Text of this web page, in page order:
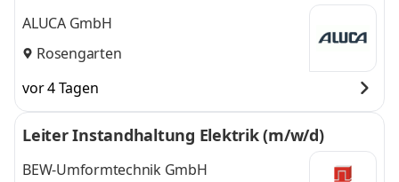
ALUCA GmbH
Rosengarten
vor 4 Tagen
Leiter Instandhaltung Elektrik (m/w/d)
BEW-Umformtechnik GmbH